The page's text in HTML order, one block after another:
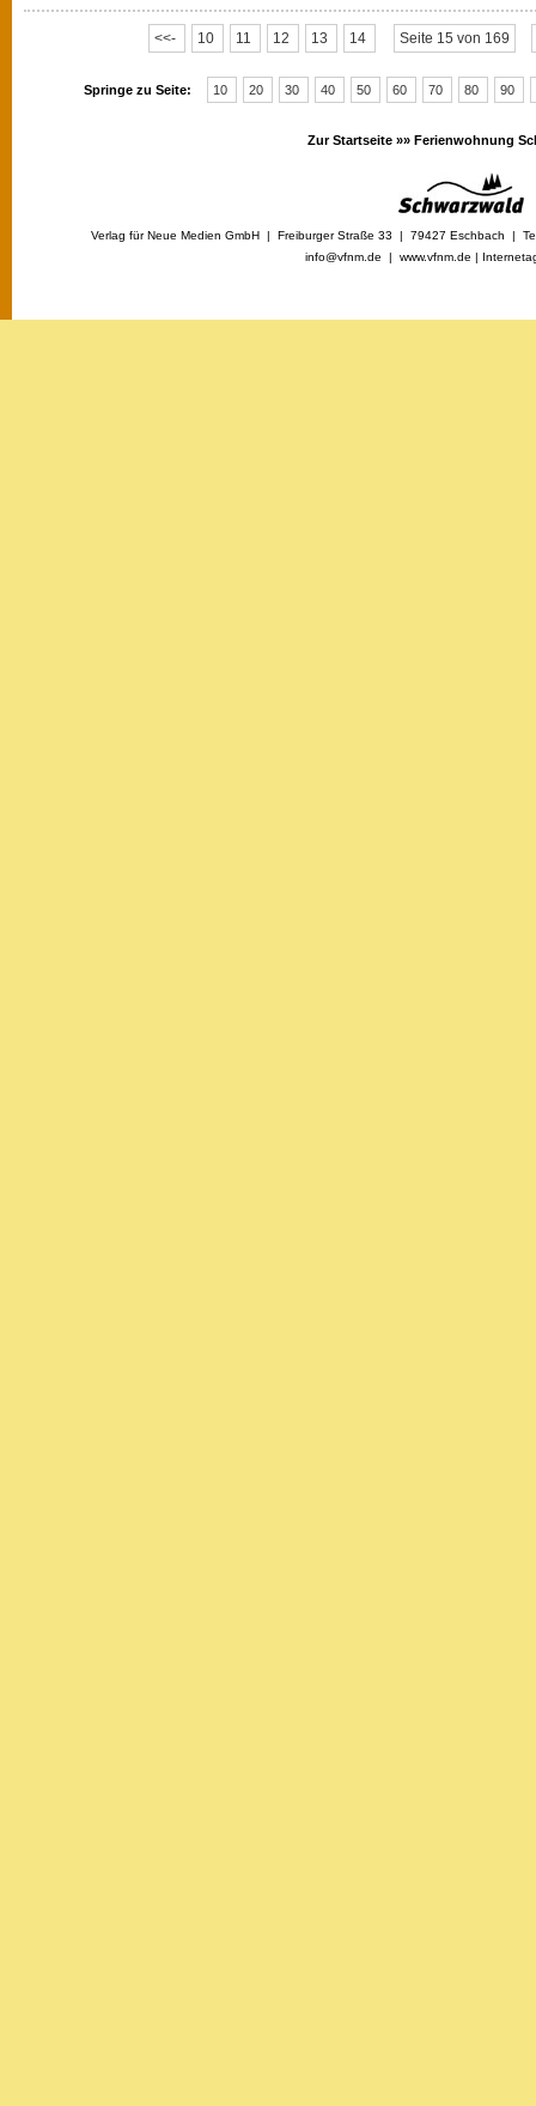
<<- 10 11 12 13 14 Seite 15 von 169
Springe zu Seite: 10 20 30 40 50 60 70 80 90
Zur Startseite »» Ferienwohnung
Verlag für Neue Medien GmbH | Freiburger Straße 33 | 79427 Eschbach |
info@vfnm.de | www.vfnm.de |